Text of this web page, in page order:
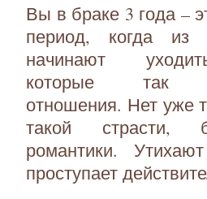
Вы в браке 3 года –
период, когда из
начинают
которые так
отношения. Нет уже
такой страсти,
романтики.
проступает